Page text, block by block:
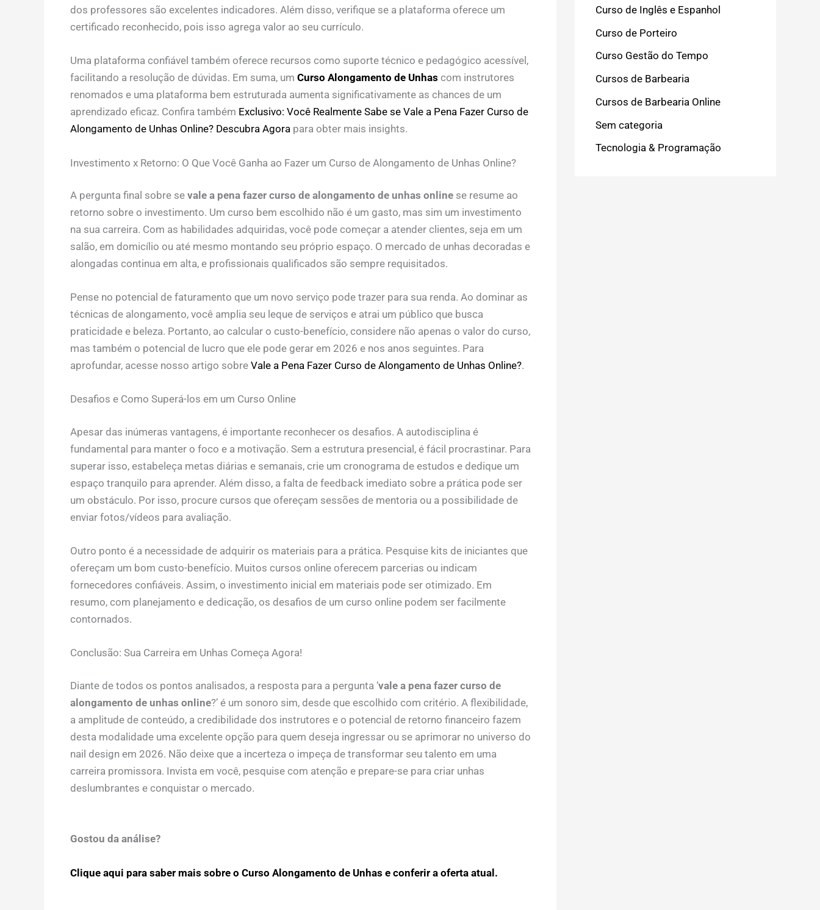
dos professores são excelentes indicadores. Além disso, verifique se a plataforma oferece um
certificado reconhecido, pois isso agrega valor ao seu currículo.
Uma plataforma confiável também oferece recursos como suporte técnico e pedagógico acessível,
facilitando a resolução de dúvidas. Em suma, um Curso Alongamento de Unhas com instrutores
renomados e uma plataforma bem estruturada aumenta significativamente as chances de um
aprendizado eficaz. Confira também Exclusivo: Você Realmente Sabe se Vale a Pena Fazer Curso de
Alongamento de Unhas Online? Descubra Agorapara obter mais insights.
Investimento x Retorno: O Que Você Ganha ao Fazer um Curso de Alongamento de Unhas Online?
A pergunta final sobre se vale a pena fazer curso de alongamento de unhas onlinese resume ao
retorno sobre o investimento. Um curso bem escolhido não é um gasto, mas sim um investimento
na sua carreira. Com as habilidades adquiridas, você pode começar a atender clientes, seja em um
salão, em domicílio ou até mesmo montando seu próprio espaço. O mercado de unhas decoradas e
alongadas continua em alta, e profissionais qualificados são sempre requisitados.
Pense no potencial de faturamento que um novo serviço pode trazer para sua renda. Ao dominar as
técnicas de alongamento, você amplia seu leque de serviços e atrai um público que busca
praticidade e beleza. Portanto, ao calcular o custo-benefício, considere não apenas o valor do curso,
mas também o potencial de lucro que ele pode gerar em 2026 e nos anos seguintes. Para
aprofundar, acesse nosso artigo sobre Vale a Pena Fazer Curso de Alongamento de Unhas Online?.
Desafios e Como Superá-los em um Curso Online
Apesar das inúmeras vantagens, é importante reconhecer os desafios. A autodisciplina é
fundamental para manter o foco e a motivação. Sem a estrutura presencial, é fácil procrastinar. Para
superar isso, estabeleça metas diárias e semanais, crie um cronograma de estudos e dedique um
espaço tranquilo para aprender. Além disso, a falta de feedback imediato sobre a prática pode ser
um obstáculo. Por isso, procure cursos que ofereçam sessões de mentoria ou a possibilidade de
enviar fotos/vídeos para avaliação.
Outro ponto é a necessidade de adquirir os materiais para a prática. Pesquise kits de iniciantes que
ofereçam um bom custo-benefício. Muitos cursos online oferecem parcerias ou indicam
fornecedores confiáveis. Assim, o investimento inicial em materiais pode ser otimizado. Em
resumo, com planejamento e dedicação, os desafios de um curso online podem ser facilmente
contornados.
Conclusão: Sua Carreira em Unhas Começa Agora!
Diante de todos os pontos analisados, a resposta para a pergunta ‘vale a pena fazer curso de
alongamento de unhas online?’ é um sonoro sim, desde que escolhido com critério. A flexibilidade,
a amplitude de conteúdo, a credibilidade dos instrutores e o potencial de retorno financeiro fazem
desta modalidade uma excelente opção para quem deseja ingressar ou se aprimorar no universo do
nail design em 2026. Não deixe que a incerteza o impeça de transformar seu talento em uma
carreira promissora. Invista em você, pesquise com atenção e prepare-se para criar unhas
deslumbrantes e conquistar o mercado.
Gostou da análise?
Clique aqui para saber mais sobre o Curso Alongamento de Unhas e conferir a oferta atual.
Curso de Inglês e Espanhol
Curso de Porteiro
Curso Gestão do Tempo
Cursos de Barbearia
Cursos de Barbearia Online
Sem categoria
Tecnologia & Programação